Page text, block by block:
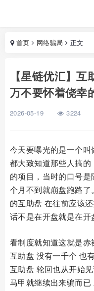
首页 网络骗局 正文
【星链优汇】
万不要怀着侥幸
2026-05-19 3224
今天要曝光的是一个叫
都大致知道那些人搞
的项目，当时的口号
个月不到就崩盘跑路
的互助盘 在往前应该
话不是在开盘就是在开
看制度就知道这就是
互助盘 没有一千个 也
互助盘 轮回也从开始
马甲就继续出来骗而已